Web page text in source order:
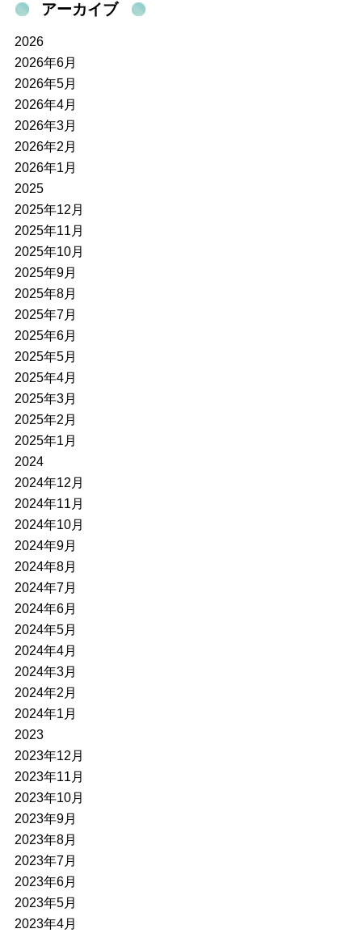
アーカイブ
2026
2026年6月
2026年5月
2026年4月
2026年3月
2026年2月
2026年1月
2025
2025年12月
2025年11月
2025年10月
2025年9月
2025年8月
2025年7月
2025年6月
2025年5月
2025年4月
2025年3月
2025年2月
2025年1月
2024
2024年12月
2024年11月
2024年10月
2024年9月
2024年8月
2024年7月
2024年6月
2024年5月
2024年4月
2024年3月
2024年2月
2024年1月
2023
2023年12月
2023年11月
2023年10月
2023年9月
2023年8月
2023年7月
2023年6月
2023年5月
2023年4月